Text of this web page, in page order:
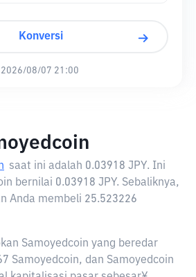
Konversi
2026/08/07 21:00
saat ini adalah 0.03918 JPY. Ini
bernilai 0.03918 JPY. Sebaliknya,
Anda membeli 25.523226
Samoyedcoin yang beredar
Samoyedcoin, dan Samoyedcoin